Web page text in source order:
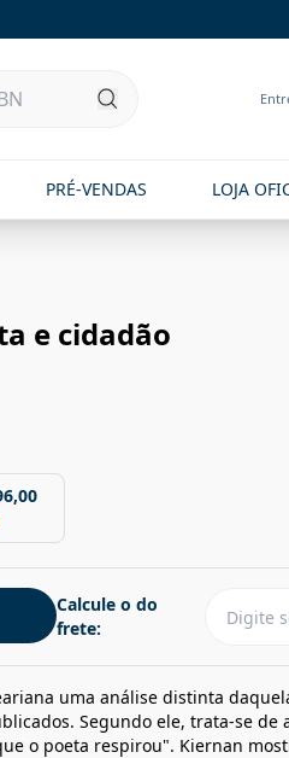
PRÉ-VENDAS LOJA
e cidadão
Calcule o do
frete:
uma análise distinta
Segundo ele, trata-se de
o poeta respirou". Kiernan